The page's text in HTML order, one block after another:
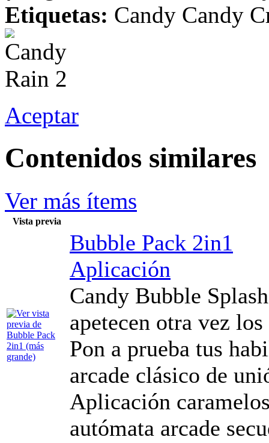
Etiquetas: Candy Candy
Aceptar
Contenidos similares
Ver más ítems
Vista previa
Bubble Pack 2in1
Aplicación
Candy Bubble
apetecen otra vez
Pon a prueba tus
arcade clásico de
Aplicación
autómata arcade